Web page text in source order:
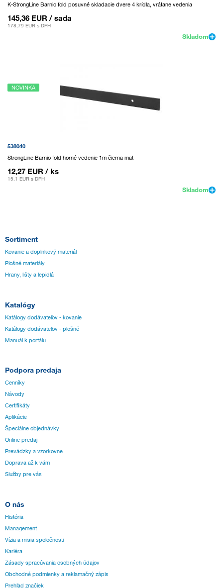
K-StrongLine Barnio fold posuvné skladacie dvere 4 krídla, vrátane vedenia
145,36 EUR / sada
178,79 EUR s DPH
Skladom
NOVINKA
538040
StrongLine Barnio fold horné vedenie 1m čierna mat
12,27 EUR / ks
15,1 EUR s DPH
Skladom
Sortiment
Kovanie a doplnkový materiál
Plošné materiály
Hrany, lišty a lepidlá
Katalógy
Katálogy dodávateľov - kovanie
Katálogy dodávateľov - plošné
Manuál k portálu
Podpora predaja
Cenníky
Návody
Certifikáty
Aplikácie
Špeciálne objednávky
Online predaj
Prevádzky a vzorkovne
Doprava až k vám
Služby pre vás
O nás
História
Management
Vízia a misia spoločnosti
Kariéra
Zásady spracúvania osobných údajov
Obchodné podmienky a reklamačný zápis
Prehľad značiek